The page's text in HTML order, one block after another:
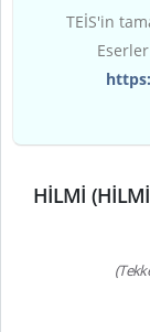
TEİS'in
HİLMİ